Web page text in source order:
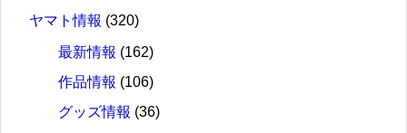
ヤマト情報 (320)
最新情報 (162)
作品情報 (106)
グッズ情報 (36)